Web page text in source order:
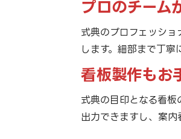
プロのチーム
式典のプロフェッショ
します。細部まで丁寧
看板製作もお
式典の目印となる看板
出力できますし、案内